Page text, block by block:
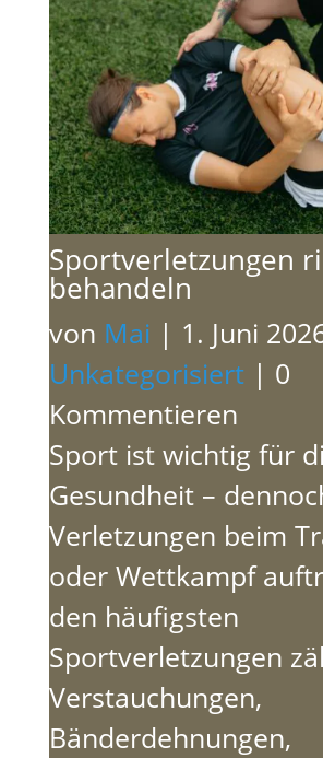
Sportverletzungen
behandeln
von Mai | 1. Juni
Unkategorisiert| 0
Kommentieren
Sport ist wichtig für
Gesundheit –
Verletzungen beim
oder Wettkampf
den häufigsten
Sportverletzungen
Verstauchungen,
Bänderdehnungen,